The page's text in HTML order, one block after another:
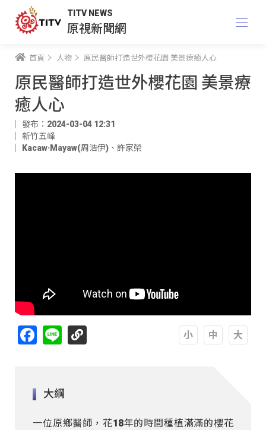
TITV NEWS
原視新聞網
首頁 人物 原民醫師打造世外櫻花園 美景療癒人心
原民醫師打造世外櫻花園 美景療
癒人心
發布：2024-03-04 12:31
新竹五峰
Kacaw·Mayaw(周浩伊) 、 許家榮
Facebook
Line
大綱
一位原鄉醫師，花18年的時間種植滿滿的櫻花